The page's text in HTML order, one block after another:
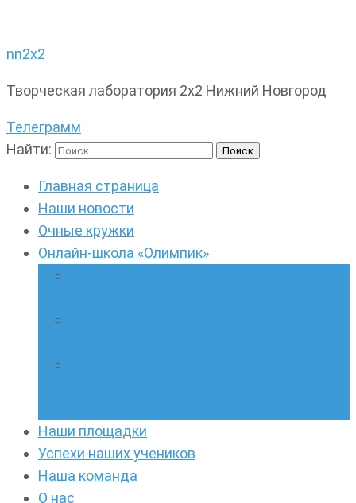
nn2x2
Творческая лаборатория 2х2 Нижний Новгород
Телеграмм
Найти:
Главная страница
Наши новости
Очные кружки
Онлайн-школа «Олимпик»
Наши площадки
Успехи наших учеников
Наша команда
О нас